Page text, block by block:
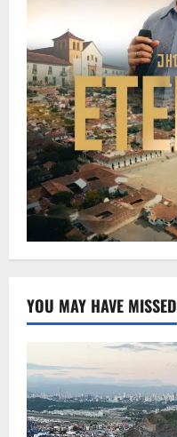
YOU MAY HAVE MISSED